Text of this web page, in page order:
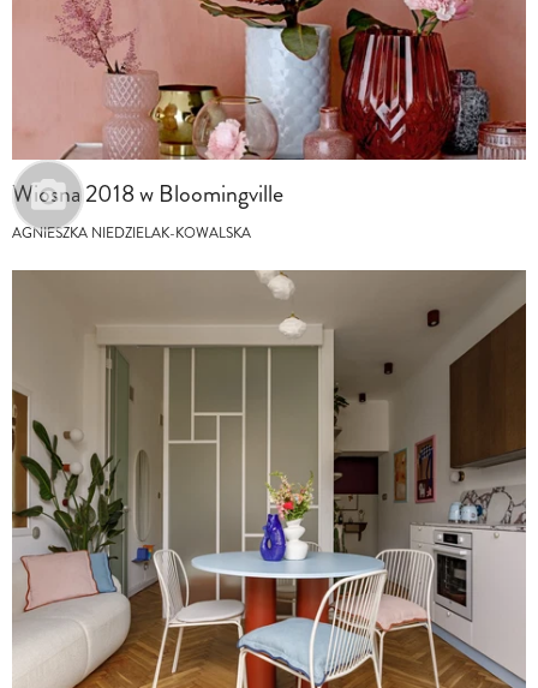
Wiosna 2018 w Bloomingville
AGNIESZKA NIEDZIELAK-KOWALSKA